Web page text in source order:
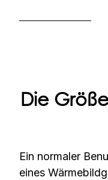
Die
Ein normaler
eines